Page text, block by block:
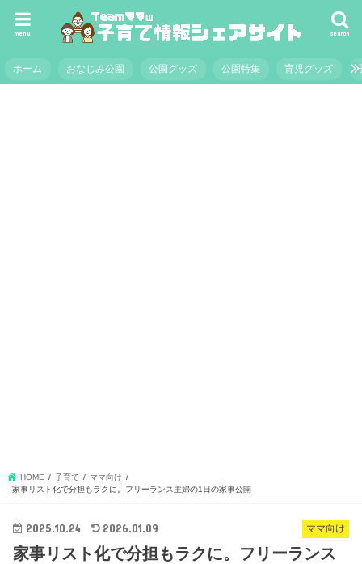
search
menu
ホーム おなじみ公園 公園グッズ 公園特集 育児グッズ
HOME 子育て
ママ向け
家事リスト化で分担もラクに。フリーランス主婦の1日の家事公開
ママ向け
2025.10.24 2026.01.09
家事リスト化で分担もラクに。フリーランス